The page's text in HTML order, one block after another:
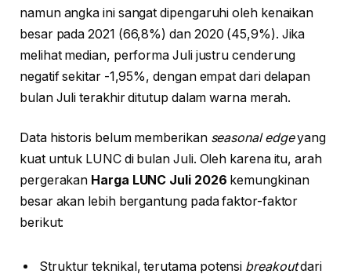
namun angka ini sangat dipengaruhi oleh kenaikan
besar pada 2021 (66,8%) dan 2020 (45,9%). Jika
melihat median, performa Juli justru cenderung
negatif sekitar -1,95%, dengan empat dari delapan
bulan Juli terakhir ditutup dalam warna merah.
Data historis belum memberikan seasonal edgeyang
kuat untuk LUNC di bulan Juli. Oleh karena itu, arah
pergerakan Harga LUNC Juli 2026 kemungkinan
besar akan lebih bergantung pada faktor-faktor
berikut:
Struktur teknikal, terutama potensi breakoutdari